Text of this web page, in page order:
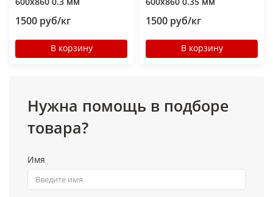
1500 руб/кг
В корзину
1500 руб/кг
В корзину
Нужна помощь в подборе
товара?
Имя